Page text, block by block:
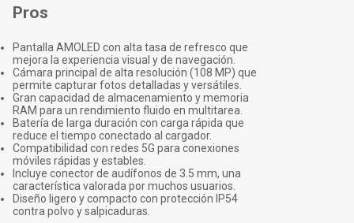
Pros
Pantalla AMOLED con alta tasa de refresco que
mejora la experiencia visual y de navegación.
Cámara principal de alta resolución (108 MP) que
permite capturar fotos detalladas y versátiles.
Gran capacidad de almacenamiento y memoria
RAM para un rendimiento fluido en multitarea.
Batería de larga duración con carga rápida que
reduce el tiempo conectado al cargador.
Compatibilidad con redes 5G para conexiones
móviles rápidas y estables.
Incluye conector de audífonos de 3.5 mm, una
característica valorada por muchos usuarios.
Diseño ligero y compacto con protección IP54
contra polvo y salpicaduras.